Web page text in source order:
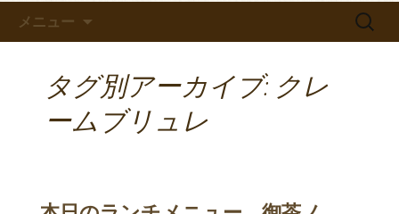
メニュー
検
タグ別アーカイブ: クレ
ームブリュレ